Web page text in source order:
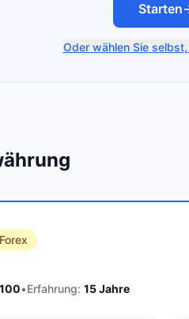
Starten
Oder wählen Sie
•Erfahrung: 15Jahre